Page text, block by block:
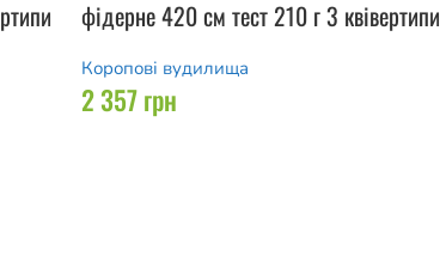
фідерне 420 см тест 210 г 3 квівертипи
Коропові вудилища
2 357грн